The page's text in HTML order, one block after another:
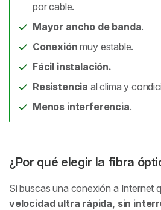
por cable.
Mayor ancho de banda.
Conexiónmuy estable.
Fácil instalación.
Resistencia al clima y
Menos interferencia.
¿Por qué elegir la fibra
Si buscas una conexión a Internet
velocidad ultra rápida, sin